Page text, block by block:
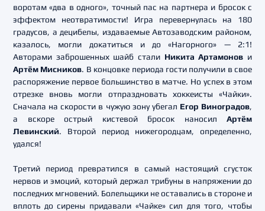
воротам «два в одного», точный пас на партнера и бросок с
эффектом неотвратимости! Игра перевернулась на 180
градусов, а децибелы, издаваемые Автозаводским районом,
казалось, могли докатиться и до «Нагорного» — 2:1!
Авторами заброшенных шайб стали Никита Артамонов и
Артём Мисников. В концовке периода гости получили в свое
распоряжение первое большинство в матче. Но успех в этом
отрезке вновь могли отпраздновать хоккеисты «Чайки».
Сначала на скорости в чужую зону убегал Егор Виноградов,
а вскоре острый кистевой бросок наносил Артём
Левинский. Второй период нижегородцам, определенно,
удался!
Третий период превратился в самый настоящий сгусток
нервов и эмоций, который держал трибуны в напряжении до
последних мгновений. Болельщики не оставались в стороне и
вплоть до сирены придавали «Чайке» сил для того, чтобы